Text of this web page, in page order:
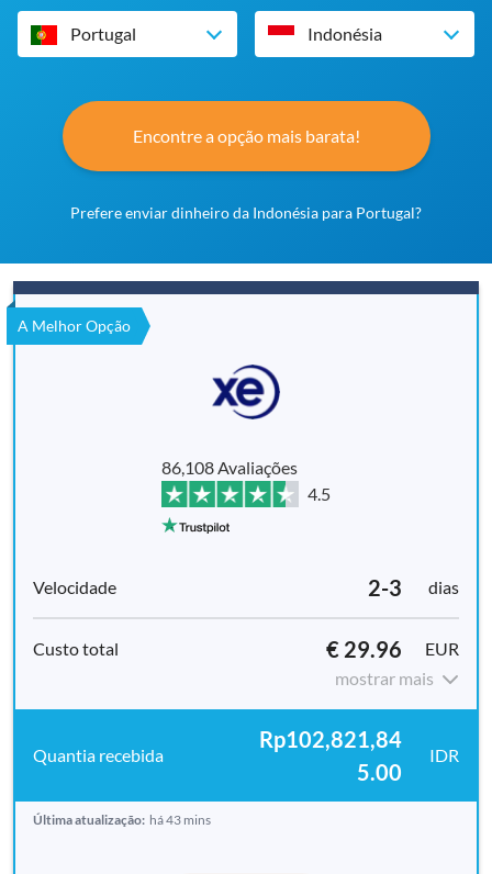
Portugal Indonésia
Encontre a opção mais barata!
Prefere enviar dinheiro da Indonésia para Portugal?
A Melhor Opção
86,108 Avaliações
4.5
2-3 dias
€ 29.96
EUR
mostrar mais
Rp102,821,84
5.00
IDR
Última atualização: há 43 mins